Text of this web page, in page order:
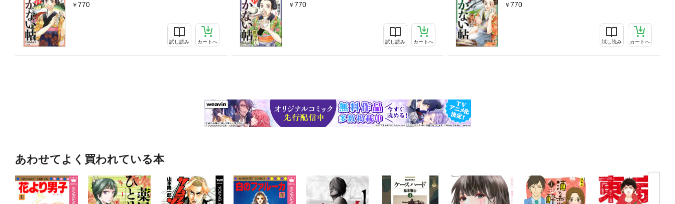
770
試し読み カートへ
770
試し読み カートへ
770
試し読み カートへ
あわせてよく買われている本